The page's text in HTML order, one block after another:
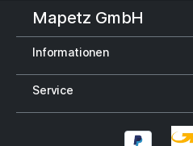
Mapetz GmbH
Informationen
Service